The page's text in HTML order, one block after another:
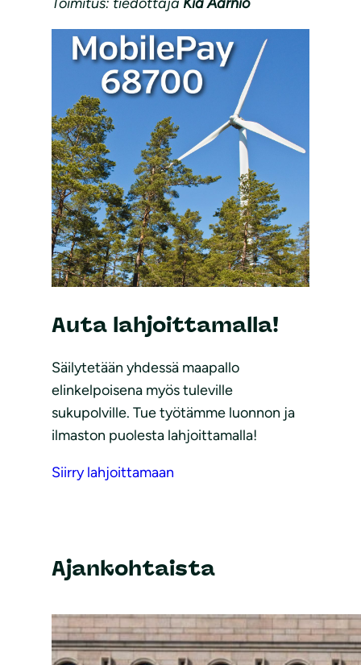
Auta lahjoittamalla!
Säilytetään yhdessä maapallo
elinkelpoisena myös tuleville
sukupolville. Tue työtämme luonnon ja
ilmaston puolesta lahjoittamalla!
Siirry lahjoittamaan
Ajankohtaista